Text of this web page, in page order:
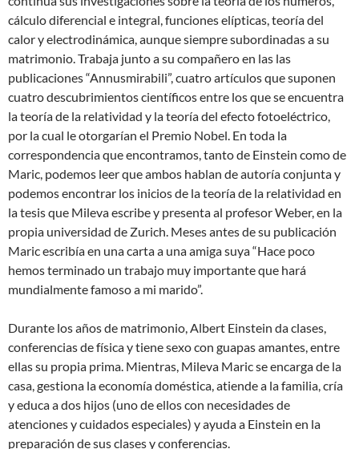
cálculo diferencial e integral, funciones elípticas, teoría del
calor y electrodinámica, aunque siempre subordinadas a su
matrimonio. Trabaja junto a su compañero en las las
publicaciones “Annusmirabili”, cuatro artículos que suponen
cuatro descubrimientos científicos entre los que se encuentra
la teoría de la relatividad y la teoría del efecto fotoeléctrico,
por la cual le otorgarían el Premio Nobel. En toda la
correspondencia que encontramos, tanto de Einstein como de
Maric, podemos leer que ambos hablan de autoría conjunta y
podemos encontrar los inicios de la teoría de la relatividad en
la tesis que Mileva escribe y presenta al profesor Weber, en la
propia universidad de Zurich. Meses antes de su publicación
Maric escribía en una carta a una amiga suya “Hace poco
hemos terminado un trabajo muy importante que hará
mundialmente famoso a mi marido”.
Durante los años de matrimonio, Albert Einstein da clases,
conferencias de física y tiene sexo con guapas amantes, entre
ellas su propia prima. Mientras, Mileva Maric se encarga de la
casa, gestiona la economía doméstica, atiende a la familia, cría
y educa a dos hijos (uno de ellos con necesidades de
atenciones y cuidados especiales) y ayuda a Einstein en la
preparación de sus clases y conferencias.